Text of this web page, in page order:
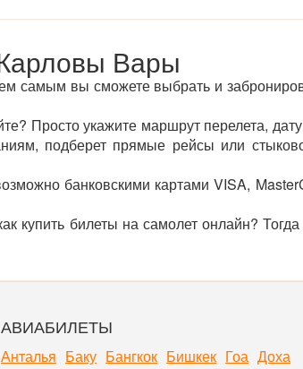
Вары
самым вы сможете выбрать и
Просто укажите маршрут перелета,
подберет прямые рейсы или
банковскими картами VISA,
купить билеты на самолет онлайн?
АВИАБИЛЕТЫ
Анталья Баку Бангкок Бишкек Гоа Доха